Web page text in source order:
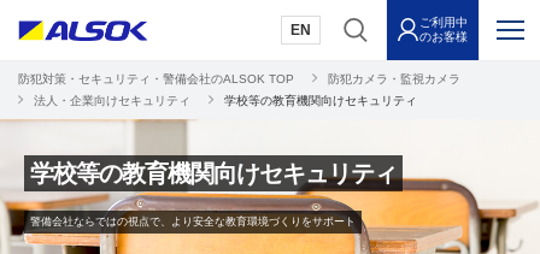
EN
ご利用中
のお客様
防犯対策・セキュリティ・警備会社のALSOK TOP
防犯カメラ・監視カメラ
法人・企業向けセキュリティ
学校等の教育機関向けセキュリティ
学校等の教育機関向けセキュリティ
警備会社ならではの視点で、より安全な教育環境づくりをサポート